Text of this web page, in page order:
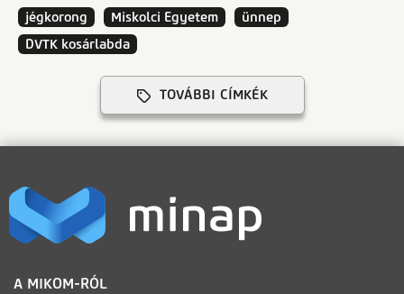
jégkorong
Miskolci Egyetem
ünnep
DVTK kosárlabda
TOVÁBBI CÍMKÉK
LÁBLÉC
A MIKOM-RÓL